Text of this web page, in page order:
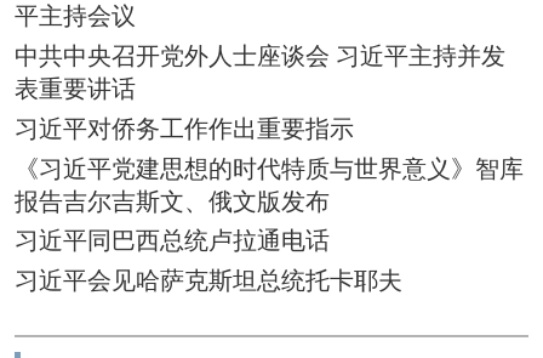
平主持会议
中共中央召开党外人士座谈会 习近平主持并发
表重要讲话
习近平对侨务工作作出重要指示
《习近平党建思想的时代特质与世界意义》智库
报告吉尔吉斯文、俄文版发布
习近平同巴西总统卢拉通电话
习近平会见哈萨克斯坦总统托卡耶夫